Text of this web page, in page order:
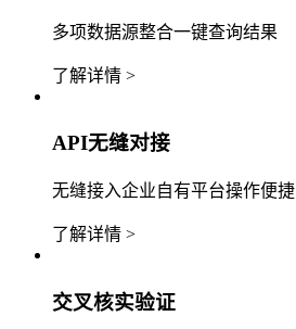
多项数据源整合一键查询结果
了解详情 >
API无缝对接
无缝接入企业自有平台操作便捷
了解详情 >
交叉核实验证